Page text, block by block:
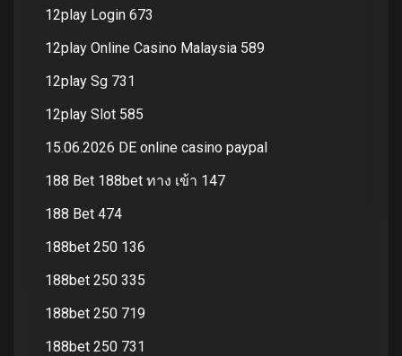
12play Login 673
12play Online Casino Malaysia 589
12play Sg 731
12play Slot 585
15.06.2026 DE online casino paypal
188 Bet 188bet ทาง เข้า 147
188 Bet 474
188bet 250 136
188bet 250 335
188bet 250 719
188bet 250 731